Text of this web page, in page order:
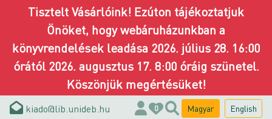
Tisztelt Vásárlóink! Ezúton tájékoztatjuk
Önöket, hogy webáruházunkban a
könyvrendelések leadása 2026. július 28. 16:00
órától 2026. augusztus 17. 8:00 óráig szünetel.
Köszönjük megértésüket!
kiado@lib.unideb.hu 0 Magyar English